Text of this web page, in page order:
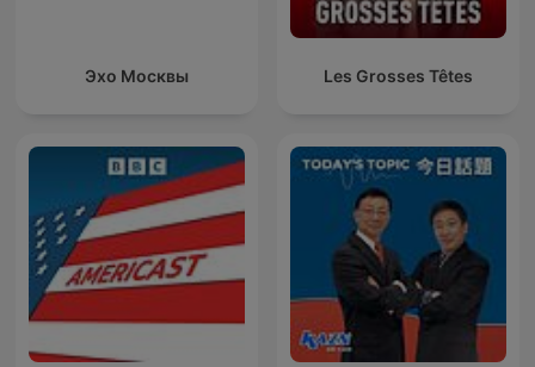
Эхо Москвы Les Grosses Têtes